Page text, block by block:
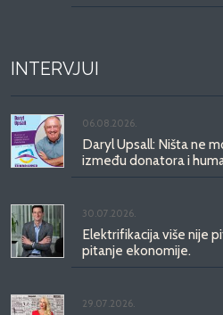
INTERVJUI
06.08.2026.
Daryl Upsall: Ništa ne
između donatora i
30.07.2026.
Elektrifikacija više nije
pitanje ekonomije.
29.07.2026.